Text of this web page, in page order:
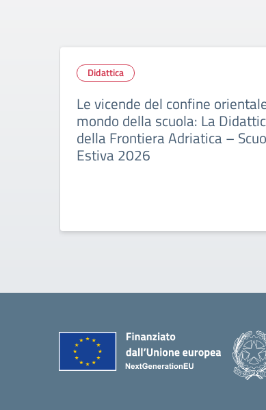
Didattica
Le vicende del confine
mondo della scuola: La
della Frontiera Adriatica –
Estiva 2026